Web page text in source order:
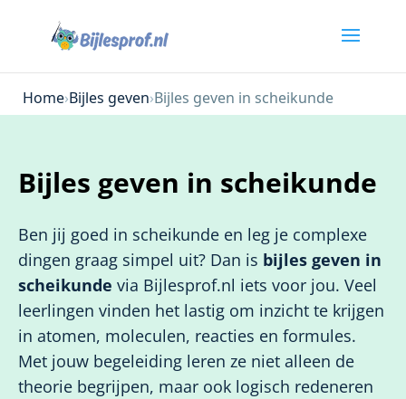
Home›Bijles geven›Bijles geven in scheikunde
Bijles geven in scheikunde
Ben jij goed in scheikunde en leg je complexe
dingen graag simpel uit? Dan is bijles geven in
scheikunde via Bijlesprof.nl iets voor jou. Veel
leerlingen vinden het lastig om inzicht te krijgen
in atomen, moleculen, reacties en formules.
Met jouw begeleiding leren ze niet alleen de
theorie begrijpen, maar ook logisch redeneren